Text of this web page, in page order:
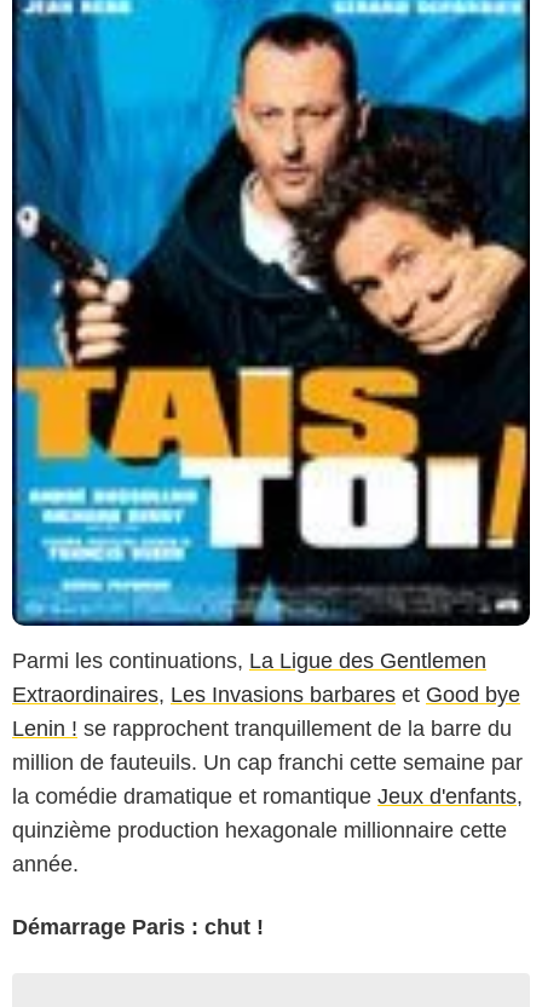
Parmi les continuations, La Ligue des Gentlemen
Extraordinaires, Les Invasions barbares et Good bye
Lenin ! se rapprochent tranquillement de la barre du
million de fauteuils. Un cap franchi cette semaine par
la comédie dramatique et romantique Jeux d'enfants,
quinzième production hexagonale millionnaire cette
année.
Démarrage Paris : chut !